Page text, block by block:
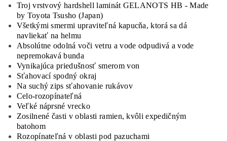
Troj vrstvový hardshell laminát GELANOTS HB - Made
by Toyota Tsusho (Japan)
Všetkými smermi upraviteľná kapucňa, ktorá sa dá
navliekať na helmu
Absolútne odolná voči vetru a vode odpudivá a vode
nepremokavá bunda
Vynikajúca priedušnosť smerom von
Sťahovací spodný okraj
Na suchý zips sťahovanie rukávov
Celo-rozopínateľná
Veľké náprsné vrecko
Zosilnené časti v oblasti ramien, kvôli expedičným
batohom
Rozopínateľná v oblasti pod pazuchami